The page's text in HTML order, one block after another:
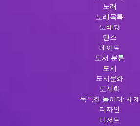
노래
노래목록
노래방
댄스
데이트
도서 분류
도시
도시문화
도시화
독특한 놀이터: 세계
디자인
디저트